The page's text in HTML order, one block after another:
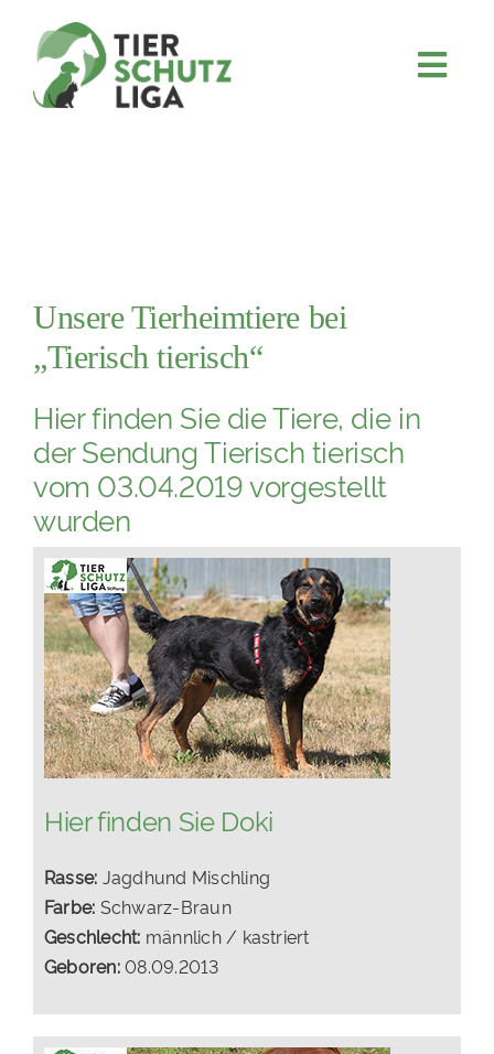
content
KOOPERATIONEN
TIERHEIMTIERE
TIERHEIME
PATENSCHAFTEN
HELFER WERDEN
RATGEBER
Unsere Tierheimtiere bei
„Tierisch tierisch“
Hier finden Sie die Tiere, die in
der Sendung Tierisch tierisch
vom 03.04.2019 vorgestellt
wurden
Hier finden Sie Doki
Rasse: Jagdhund Mischling
Farbe: Schwarz-Braun
Geschlecht: männlich / kastriert
Geboren:08.09.2013